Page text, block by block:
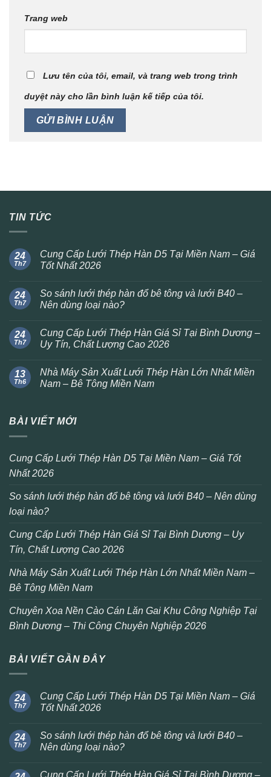
Trang web
Lưu tên của tôi, email, và trang web trong trình
duyệt này cho lần bình luận kế tiếp của tôi.
TIN TỨC
24
Th7
Cung Cấp Lưới Thép Hàn D5 Tại Miền Nam – Giá
Tốt Nhất 2026
24
Th7
So sánh lưới thép hàn đổ bê tông và lưới B40 –
Nên dùng loại nào?
24
Th7
Cung Cấp Lưới Thép Hàn Giá Sỉ Tại Bình Dương –
Uy Tín, Chất Lượng Cao 2026
13
Th6
Nhà Máy Sản Xuất Lưới Thép Hàn Lớn Nhất Miền
Nam – Bê Tông Miền Nam
BÀI VIẾT MỚI
Cung Cấp Lưới Thép Hàn D5 Tại Miền Nam – Giá Tốt
Nhất 2026
So sánh lưới thép hàn đổ bê tông và lưới B40 – Nên dùng
loại nào?
Cung Cấp Lưới Thép Hàn Giá Sỉ Tại Bình Dương – Uy
Tín, Chất Lượng Cao 2026
Nhà Máy Sản Xuất Lưới Thép Hàn Lớn Nhất Miền Nam –
Bê Tông Miền Nam
Chuyên Xoa Nền Cào Cán Lăn Gai Khu Công Nghiệp Tại
Bình Dương – Thi Công Chuyên Nghiệp 2026
BÀI VIẾT GẦN ĐÂY
24
Th7
Cung Cấp Lưới Thép Hàn D5 Tại Miền Nam – Giá
Tốt Nhất 2026
24
Th7
So sánh lưới thép hàn đổ bê tông và lưới B40 –
Nên dùng loại nào?